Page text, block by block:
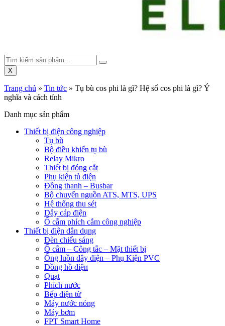
X
Trang chủ » Tin tức » Tụ bù cos phi là gì? Hệ số cos phi là gì? Ý
nghĩa và cách tính
Danh mục sản phẩm
Thiết bị điện công nghiệp
Tụ bù
Bộ điều khiển tụ bù
Relay Mikro
Thiết bị đóng cắt
Phụ kiện tủ điện
Đồng thanh – Busbar
Bộ chuyển nguồn ATS, MTS, UPS
Hệ thống thu sét
Dây cáp điện
Ổ cắm phích cắm công nghiệp
Thiết bị điện dân dụng
Đèn chiếu sáng
Ổ cắm – Công tắc – Mặt thiết bị
Ống luồn dây điện – Phụ Kiện PVC
Đồng hồ điện
Quạt
Phích nước
Bếp điện từ
Máy nước nóng
Máy bơm
FPT Smart Home